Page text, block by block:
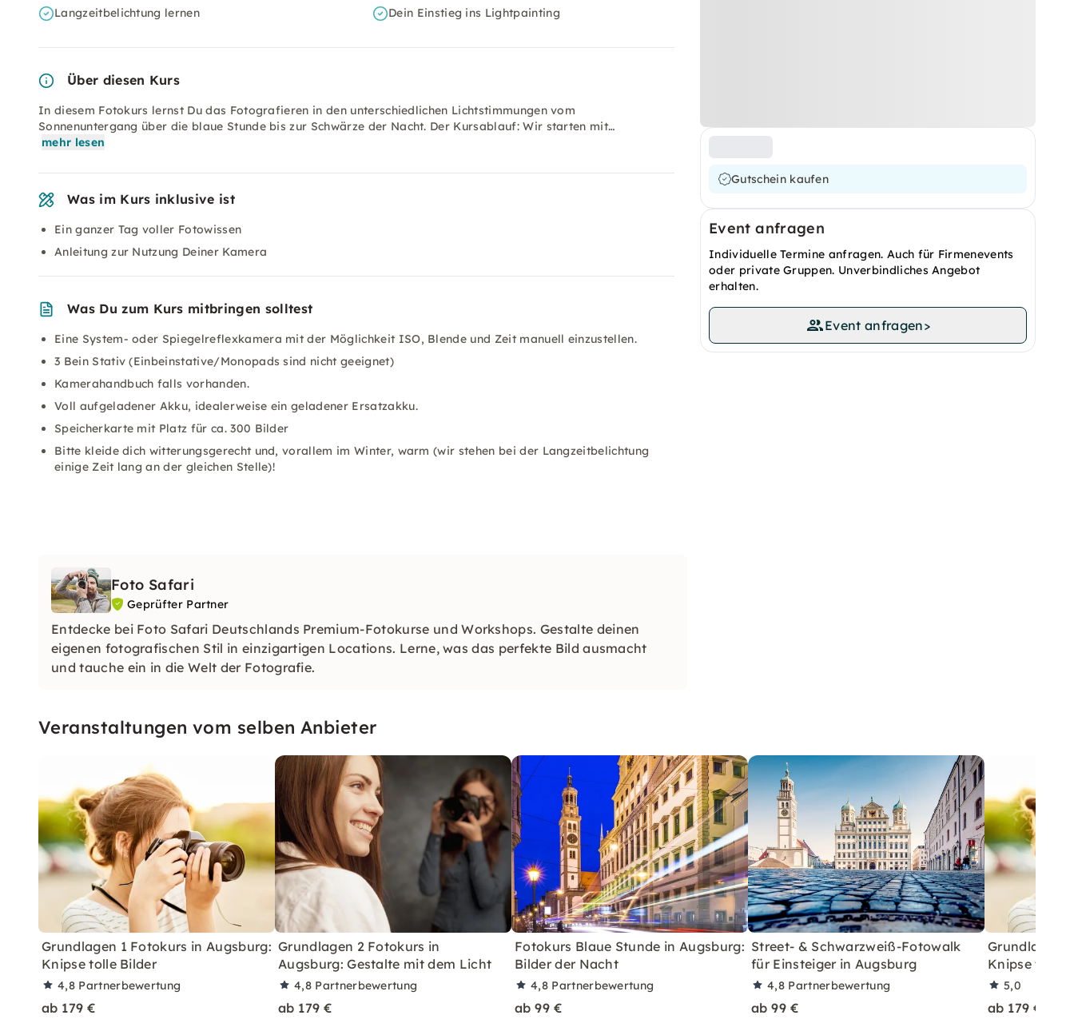
Gutschein kaufen
Event anfragen
Individuelle Termine anfragen. Auch für Firmenevents
oder private Gruppen. Unverbindliches Angebot
erhalten.
Event anfragen>
Langzeitbelichtung lernen
Dein Einstieg ins Lightpainting
Über diesen Kurs
In diesem Fotokurs lernst Du das Fotografieren in den unterschiedlichen Lichtstimmungen vom
Sonnenuntergang über die blaue Stunde bis zur Schwärze der Nacht. Der Kursablauf: Wir starten mit…
mehr lesen
Was im Kurs inklusive ist
Ein ganzer Tag voller Fotowissen
Anleitung zur Nutzung Deiner Kamera
Was Du zum Kurs mitbringen solltest
Eine System- oder Spiegelreflexkamera mit der Möglichkeit ISO, Blende und Zeit manuell einzustellen.
3 Bein Stativ (Einbeinstative/Monopads sind nicht geeignet)
Kamerahandbuch falls vorhanden.
Voll aufgeladener Akku, idealerweise ein geladener Ersatzakku.
Speicherkarte mit Platz für ca. 300 Bilder
Bitte kleide dich witterungsgerecht und, vorallem im Winter, warm (wir stehen bei der Langzeitbelichtung
einige Zeit lang an der gleichen Stelle)!
Foto Safari
Geprüfter Partner
Entdecke bei Foto Safari Deutschlands Premium-Fotokurse und Workshops. Gestalte deinen
eigenen fotografischen Stil in einzigartigen Locations. Lerne, was das perfekte Bild ausmacht
und tauche ein in die Welt der Fotografie.
Veranstaltungen vom selben Anbieter
Grundlagen 1 Fotokurs in Augsburg:
Knipse tolle Bilder
4,8 Partnerbewertung
ab 179 €
Grundlagen 2 Fotokurs in
Augsburg: Gestalte mit dem Licht
4,8 Partnerbewertung
ab 179 €
Fotokurs Blaue Stunde in Augsburg:
Bilder der Nacht
4,8 Partnerbewertung
ab 99 €
Street- & Schwarzweiß-Fotowalk
für Einsteiger in Augsburg
4,8 Partnerbewertung
ab 99 €
Grundlagen
Knipse tolle
5,0
ab 179 €